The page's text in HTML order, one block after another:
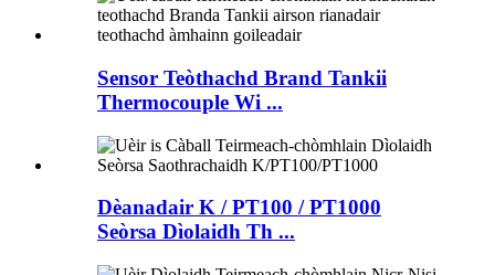
Sensor Teòthachd Brand Tankii
Thermocouple Wi ...
Dèanadair K / PT100 / PT1000
Seòrsa Dìolaidh Th ...